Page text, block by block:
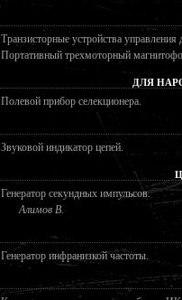
Транзисторные устройства
Портативный трехмоторный
ДЛЯ
Полевой прибор селекционера.
Звуковой индикатор цепей.
Генератор секундных импульсов.
Алимов В.
Генератор инфранизкой частоты.